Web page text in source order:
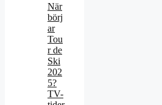
När
börj
ar
Tou
r de
Ski
202
5?
TV-